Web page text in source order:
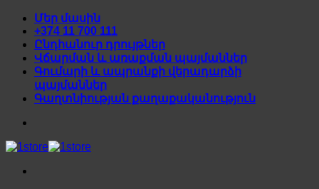
Skip
content
Մեր մասին
+374 11 700 111
Ընդհանուր դրույթներ
Վճարման և առաքման պայմաններ
Գումարի և ապրանքի վերադարձի
պայմաններ
Գաղտնիության քաղաքականություն